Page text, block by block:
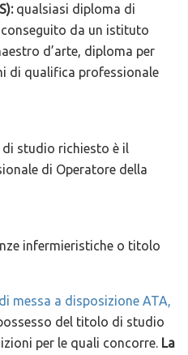
qualsiasi diploma di
da un istituto
d’arte, diploma per
di qualifica professionale
studio richiesto è il
di Operatore della
infermieristiche o titolo
messa a disposizione ATA,
del titolo di studio
per le quali concorre. La